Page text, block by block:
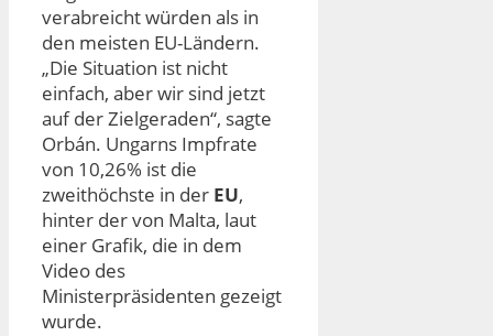
verabreicht würden als in
den meisten EU-Ländern.
„Die Situation ist nicht
einfach, aber wir sind jetzt
auf der Zielgeraden“, sagte
Orbán. Ungarns Impfrate
von 10,26% ist die
zweithöchste in der EU,
hinter der von Malta, laut
einer Grafik, die in dem
Video des
Ministerpräsidenten gezeigt
wurde.